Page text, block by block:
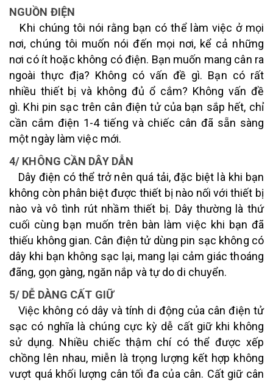
NGUỒN ĐIỆN
Khi chúng tôi nói rằng bạn có thể làm việc ở mọi
nơi, chúng tôi muốn nói đến mọi nơi, kể cả những
nơi có ít hoặc không có điện. Bạn muốn mang cân ra
ngoài thực địa? Không có vấn đề gì. Bạn có rất
nhiều thiết bị và không đủ ổ cắm? Không vấn đề
gì. Khi pin sạc trên cân điện tử của bạn sắp hết, chỉ
cần cắm điện 1-4 tiếng và chiếc cân đã sẵn sàng
một ngày làm việc mới.
4/ KHÔNG CẦN DÂY DẪN
Dây điện có thể trở nên quá tải, đặc biệt là khi bạn
không còn phân biệt được thiết bị nào nối với thiết bị
nào và vô tình rút nhầm thiết bị. Dây thường là thứ
cuối cùng bạn muốn trên bàn làm việc khi bạn đã
thiếu không gian. Cân điện tử dùng pin sạc không có
dây khi bạn không sạc lại, mang lại cảm giác thoáng
đãng, gọn gàng, ngăn nắp và tự do di chuyển.
5/ DỄ DÀNG CẤT GIỮ
Việc không có dây và tính di động của cân điện tử
sạc có nghĩa là chúng cực kỳ dễ cất giữ khi không
sử dụng. Nhiều chiếc thậm chí có thể được xếp
chồng lên nhau, miễn là trọng lượng kết hợp không
vượt quá khối lượng cân tối đa của cân. Cất giữ cân